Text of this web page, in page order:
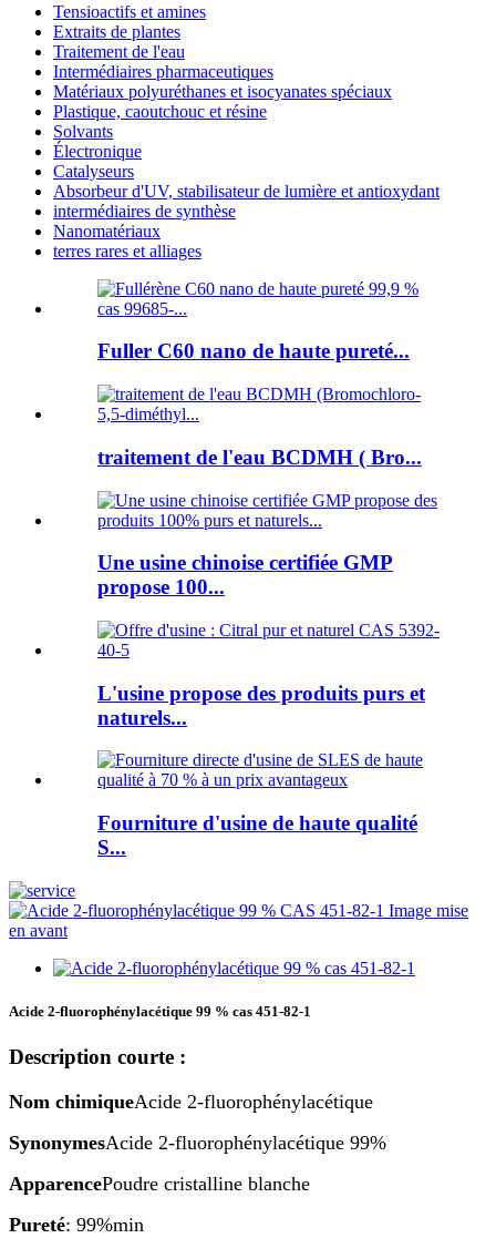
Tensioactifs et amines
Extraits de plantes
Traitement de l'eau
Intermédiaires pharmaceutiques
Matériaux polyuréthanes et isocyanates spéciaux
Plastique, caoutchouc et résine
Solvants
Électronique
Catalyseurs
Absorbeur d'UV, stabilisateur de lumière et antioxydant
intermédiaires de synthèse
Nanomatériaux
terres rares et alliages
Fuller C60 nano de haute pureté...
traitement de l'eau BCDMH ( Bro...
Une usine chinoise certifiée GMP
propose 100...
L'usine propose des produits purs et
naturels...
Fourniture d'usine de haute qualité
S...
Acide 2-fluorophénylacétique 99 % cas 451-82-1
Description courte :
Nom chimiqueAcide 2-fluorophénylacétique
SynonymesAcide 2-fluorophénylacétique 99%
ApparencePoudre cristalline blanche
Pureté: 99%min